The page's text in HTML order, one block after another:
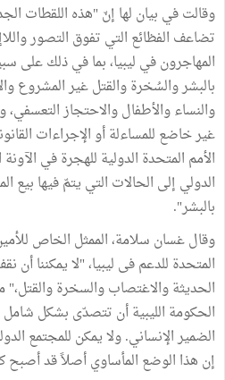
وقالت في بيان لها إنّ "هذه اللقطات
تضاعف الفظائع التي تفوق التصور
المهاجرون في ليبيا، بما في ذلك على
بالبشر والسُخرة والقتل غير المشروع
والنساء والأطفال والاحتجاز
غير خاضع للمساءلة أو الإجراءات
الأمم المتحدة الدولية للهجرة في
الدولي إلى الحالات التي يتمّ فيها بيع
بالبشر".
وقال غسان سلامة، الممثل الخاص
المتحدة للدعم فى ليبيا، "لا يمكننا
الحديثة والاغتصاب والسخرة
الحكومة الليبية أن تتصدّى بشكل
الضمير الإنساني. ولا يمكن للمجتمع
إن هذا الوضع المأساوي أصلاً قد أصبح